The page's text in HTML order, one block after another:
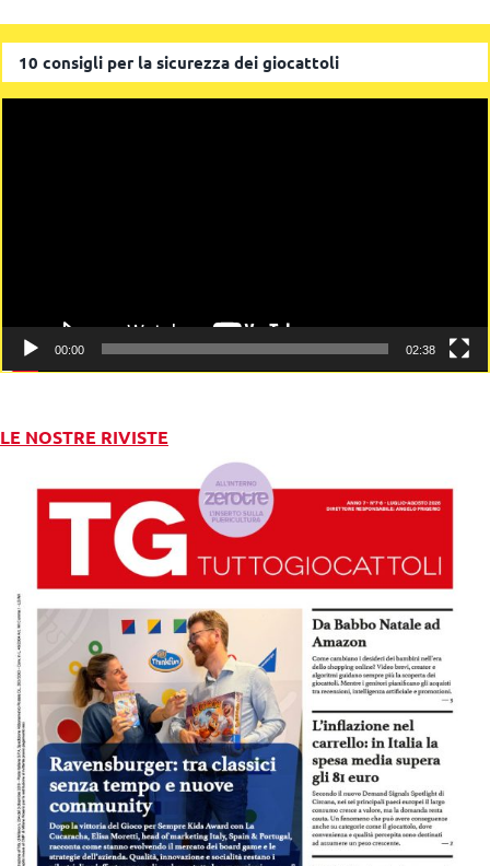
10 consigli per la sicurezza dei giocattoli
00:00 02:38
LE NOSTRE RIVISTE